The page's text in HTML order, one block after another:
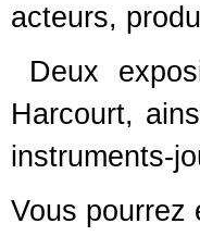
acteurs,
Deux
Harcourt,
instruments-
Vous pourrez